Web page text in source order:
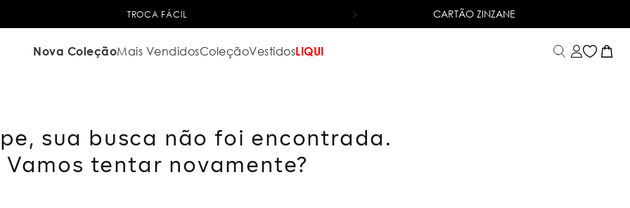
TROCA FÁCIL 6X SEM JUROSNO CARTÃO DE CRÉDITO
CARTÃO ZINZANE
Nova ColeçãoMais VendidosColeçãoVestidosLIQUI
sua busca não foi encontrada.
Vamos tentar novamente?